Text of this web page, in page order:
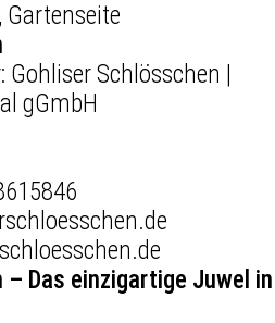
Gartenseite
Schlösschen |
gGmbH
Das einzigartige Juwel in